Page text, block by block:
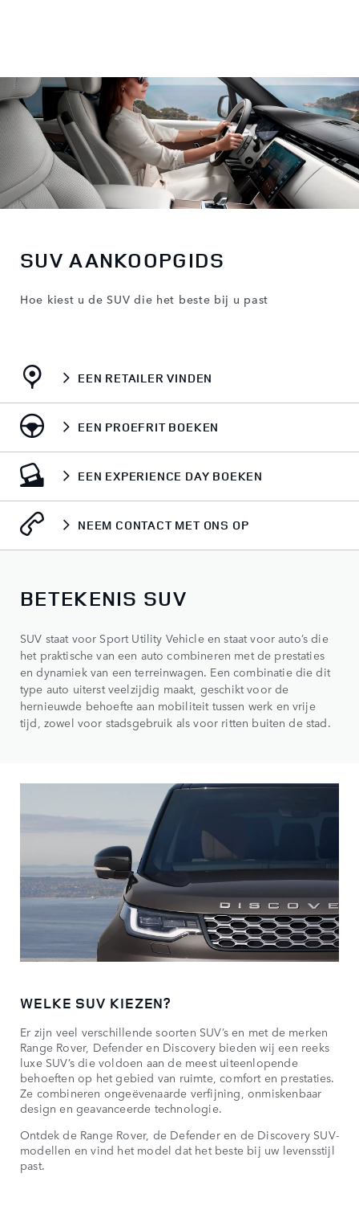
SUV AANKOOPGIDS
Hoe kiest u de SUV die het beste bij u past
EEN RETAILER VINDEN
EEN PROEFRIT BOEKEN
EEN EXPERIENCE DAY BOEKEN
NEEM CONTACT MET ONS OP
BETEKENIS SUV
SUV staat voor Sport Utility Vehicle en staat voor auto’s die
het praktische van een auto combineren met de prestaties
en dynamiek van een terreinwagen. Een combinatie die dit
type auto uiterst veelzijdig maakt, geschikt voor de
hernieuwde behoefte aan mobiliteit tussen werk en vrije
tijd, zowel voor stadsgebruik als voor ritten buiten de stad.
WELKE SUV KIEZEN?
Er zijn veel verschillende soorten SUV’s en met de merken
Range Rover, Defender en Discovery bieden wij een reeks
luxe SUV’s die voldoen aan de meest uiteenlopende
behoeften op het gebied van ruimte, comfort en prestaties.
Ze combineren ongeëvenaarde verfijning, onmiskenbaar
design en geavanceerde technologie.
Ontdek de Range Rover, de Defender en de Discovery SUV-
modellen en vind het model dat het beste bij uw levensstijl
past.